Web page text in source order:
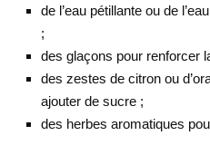
de l’eau pétillante ou de
;
des glaçons pour renforcer
des zestes de citron ou
ajouter de sucre ;
des herbes aromatiques